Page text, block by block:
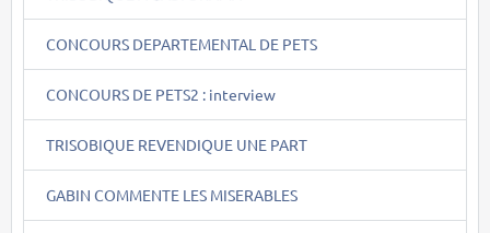
CONCOURS DEPARTEMENTAL DE PETS
CONCOURS DE PETS2 : interview
TRISOBIQUE REVENDIQUE UNE PART
GABIN COMMENTE LES MISERABLES